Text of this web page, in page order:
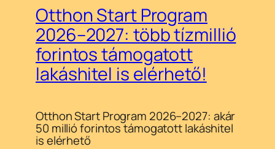
Otthon Start Program
2026–2027: több tízmillió
forintos támogatott
lakáshitel is elérhető!
Otthon Start Program 2026–2027: akár
50 millió forintos támogatott lakáshitel
is elérhető